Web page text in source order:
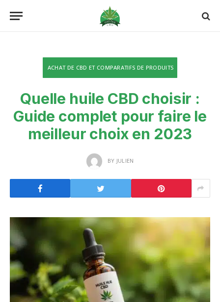
ACHAT DE CBD ET COMPARATIFS DE PRODUITS
Quelle huile CBD choisir :
Guide complet pour faire le
meilleur choix en 2023
BY JULIEN